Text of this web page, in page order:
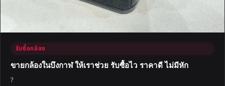
รับซื้อกล้อง
ขายกล้องในบึงกาฬ ให้เราช่วย รับซื้อไว ราคาดี ไม่มีหัก
?